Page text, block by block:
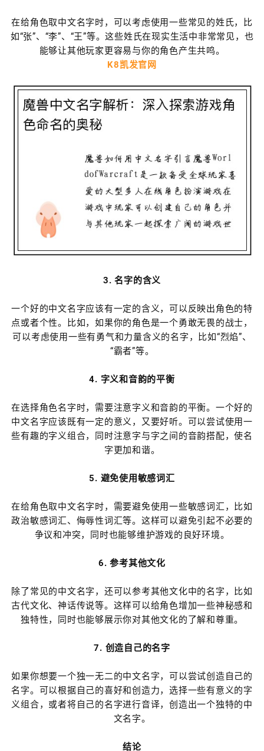
在给角色取中文名字时，可以考虑使用一些常见的姓氏，比
如“张”、“李”、“王”等。这些姓氏在现实生活中非常常见，也
能够让其他玩家更容易与你的角色产生共鸣。
K8凯发官网
3. 名字的含义
一个好的中文名字应该有一定的含义，可以反映出角色的特
点或者个性。比如，如果你的角色是一个勇敢无畏的战士，
可以考虑使用一些有勇气和力量含义的名字，比如“烈焰”、
“霸者”等。
4. 字义和音韵的平衡
在选择角色名字时，需要注意字义和音韵的平衡。一个好的
中文名字应该既有一定的意义，又要好听。可以尝试使用一
些有趣的字义组合，同时注意字与字之间的音韵搭配，使名
字更加和谐。
5. 避免使用敏感词汇
在给角色取中文名字时，需要避免使用一些敏感词汇，比如
政治敏感词汇、侮辱性词汇等。这样可以避免引起不必要的
争议和冲突，同时也能够维护游戏的良好环境。
6. 参考其他文化
除了常见的中文名字，还可以参考其他文化中的名字，比如
古代文化、神话传说等。这样可以给角色增加一些神秘感和
独特性，同时也能够展示你对其他文化的了解和尊重。
7. 创造自己的名字
如果你想要一个独一无二的中文名字，可以尝试创造自己的
名字。可以根据自己的喜好和创造力，选择一些有意义的字
义组合，或者将自己的名字进行音译，创造出一个独特的中
文名字。
结论